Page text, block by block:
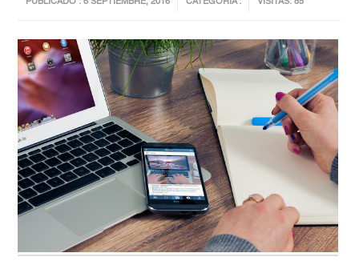
PUBLICADO : 6 SEPTIEMBRE, 2016 CATEGORIA : VISITAS: 85